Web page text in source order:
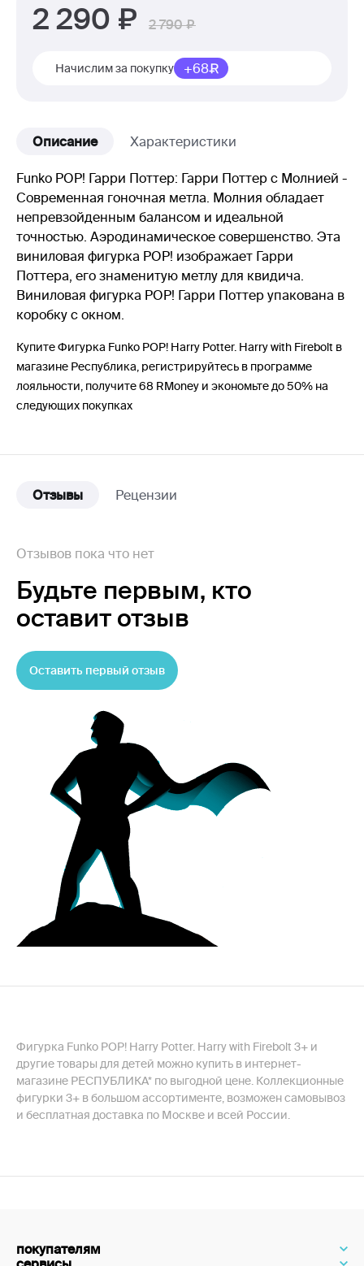
2 290 2 790
Начислим за покупку +68
Описание Характеристики
Funko POP! Гарри Поттер: Гарри Поттер с Молнией -
Современная гоночная метла. Молния обладает
непревзойденным балансом и идеальной
точностью. Аэродинамическое совершенство. Эта
виниловая фигурка POP! изображает Гарри
Поттера, его знаменитую метлу для квидича.
Виниловая фигурка POP! Гарри Поттер упакована в
коробку с окном.
Купите Фигурка Funko POP! Harry Potter. Harry with Firebolt в
магазине Республика, регистрируйтесь в программе
лояльности, получите 68 RMoney и экономьте до 50% на
следующих покупках
Отзывы Рецензии
Отзывов пока что нет
Будьте первым, кто
оставит отзыв
Оставить первый отзыв
Фигурка Funko POP! Harry Potter. Harry with Firebolt 3+ и
другие товары для детей можно купить в интернет-
магазине РЕСПУБЛИКА* по выгодной цене. Коллекционные
фигурки 3+ в большом ассортименте, возможен самовывоз
и бесплатная доставка по Москве и всей России.
покупателям